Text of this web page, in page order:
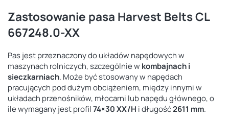
Zastosowanie pasa Harvest Belts CL
667248.0-XX
Pas jest przeznaczony do układów napędowych w
maszynach rolniczych, szczególnie w kombajnach i
sieczkarniach. Może być stosowany w napędach
pracujących pod dużym obciążeniem, między innymi w
układach przenośników, młocarni lub napędu głównego, o
ile wymagany jest profil74×30 XX/H i długość2611 mm.